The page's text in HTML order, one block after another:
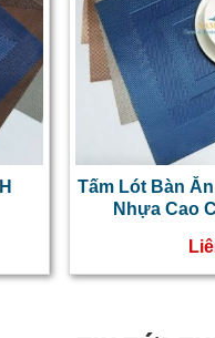
Tấm Lót Bàn
Nhựa Cao